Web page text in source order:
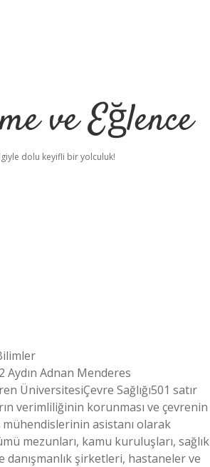
ve Eğlence
dolu keyifli bir yolculuk!
Adnan Menderes
ÜniversitesiÇevre Sağlığı501 satır
verimliliğinin korunması ve çevrenin
mühendislerinin asistanı olarak
mezunları, kamu kuruluşları, sağlık
danışmanlık şirketleri, hastaneler ve